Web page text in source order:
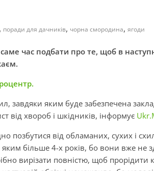
, поради для дачників, чорна смородина, ягоди
час подбати про те, щоб в
завдяки яким буде забезпечена
від хвороб і шкідників, інформує
позбутися від обламаних, сухих і
яким більше 4-х років, бо вони вже не
вирізати повністю, щоб прорідити